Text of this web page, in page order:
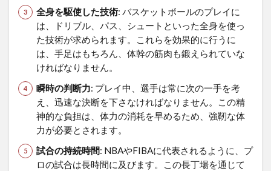
全身を駆使した技術: バスケットボールのプレイに
は、ドリブル、パス、シュートといった全身を使っ
た技術が求められます。これらを効果的に行うに
は、手足はもちろん、体幹の筋肉も鍛えられていな
ければなりません。
瞬時の判断力: プレイ中、選手は常に次の一手を考
え、迅速な決断を下さなければなりません。この精
神的な負担は、体力の消耗を早めるため、強靭な体
力が必要とされます。
試合の持続時間: NBAやFIBAに代表されるように、プ
ロの試合は長時間に及びます。この長丁場を通じて